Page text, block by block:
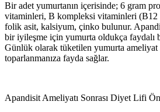
Bir adet yumurtanın içerisinde; 6 gram
vitaminleri, B kompleksi vitaminleri
folik asit, kalsiyum, çinko bulunur.
bir iyileşme için yumurta oldukça faydalı
Günlük olarak tüketilen yumurta ameliyat
toparlanmanıza fayda sağlar.
Apandisit Ameliyatı Sonrası Diyet Lifi